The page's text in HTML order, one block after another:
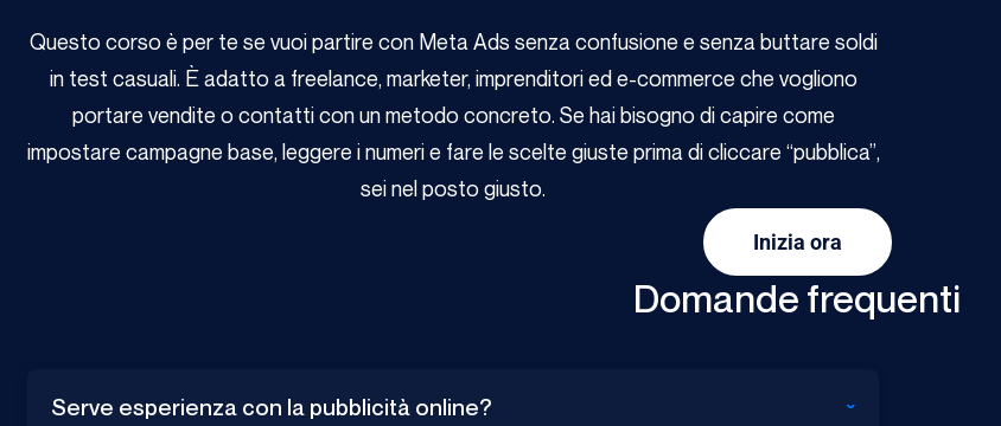
Questo corso è per te se vuoi partire con Meta Ads senza confusione e senza buttare soldi
in test casuali. È adatto a freelance, marketer, imprenditori ed e-commerce che vogliono
portare vendite o contatti con un metodo concreto. Se hai bisogno di capire come
impostare campagne base, leggere i numeri e fare le scelte giuste prima di cliccare “pubblica”,
sei nel posto giusto.
Inizia ora
Domande frequenti
Serve esperienza con la pubblicità online? ›